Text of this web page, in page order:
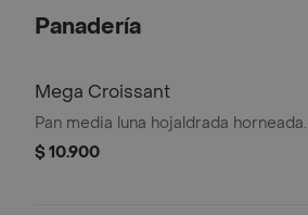
Panadería
Mega Croissant
Pan media luna hojaldrada horneada.
$ 10.900